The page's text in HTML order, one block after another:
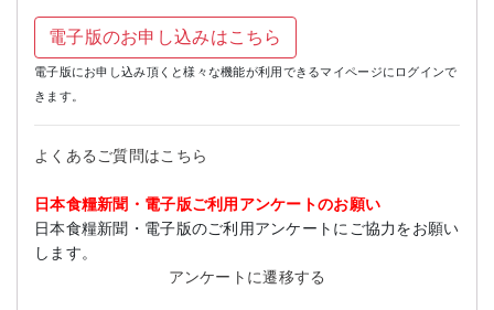
電子版のお申し込みはこちら
電子版にお申し込み頂くと様々な機能が利用できるマイページにログインで
きます。
よくあるご質問はこちら
日本食糧新聞・電子版ご利用アンケートのお願い
日本食糧新聞・電子版のご利用アンケートにご協力をお願い
します。
アンケートに遷移する